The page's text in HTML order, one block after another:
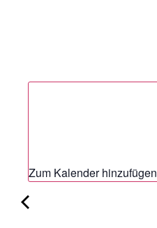
Zum Kalender hinzufügen